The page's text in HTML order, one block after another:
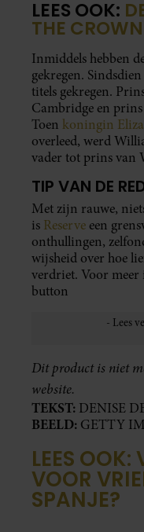
LEES OOK:
THE
Inmiddels hebben
gekregen.
titels gekregen.
Cambridge en
Toen koningin
overleed, werd
vader tot prins van
TIP VAN DE
Met zijn rauwe,
is Reserve een
onthullingen,
wijsheid over hoe
verdriet. Voor
button
Dit product is niet
website.
TEKST: DENISE
BEELD: GETTY
LEES
VOOR
SPANJE?